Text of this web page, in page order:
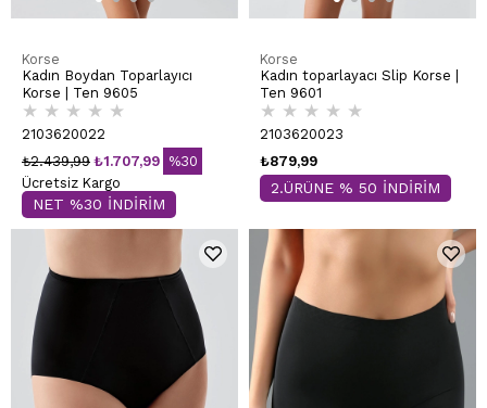
Korse
Kadın Boydan Toparlayıcı
Korse | Ten 9605
★ ★ ★ ★ ★
2103620022
₺1.707,99
₺2.439,99
%30
Ücretsiz Kargo
NET %30 İNDİRİM
Korse
Kadın toparlayacı Slip Korse |
Ten 9601
★ ★ ★ ★ ★
2103620023
₺879,99
2.ÜRÜNE % 50 İNDİRİM